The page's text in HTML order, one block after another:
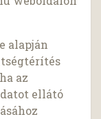
alapján
az
ellátó